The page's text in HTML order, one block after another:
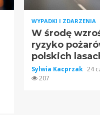
WYPADKI I ZDARZENIA
W środę
ryzyko
polskich
Sylwia Kacprzak 24
207